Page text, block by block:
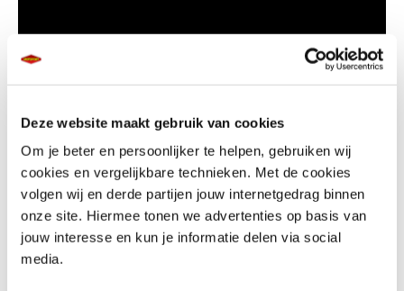
Deze website maakt gebruik van cookies
Om je beter en persoonlijker te helpen, gebruiken wij
cookies en vergelijkbare technieken. Met de cookies
volgen wij en derde partijen jouw internetgedrag binnen
onze site. Hiermee tonen we advertenties op basis van
jouw interesse en kun je informatie delen via social
media.
Yamaha MT-07 2024
Ontdek de ware opwinding van de Dark Side of Japan met de Yamaha
MT-07. Door zijn agressieve design, krachtige CP2-motor en een 5-inch
dual theme TFT-meter voor smartphone-connectiviteit, brengt de MT-07